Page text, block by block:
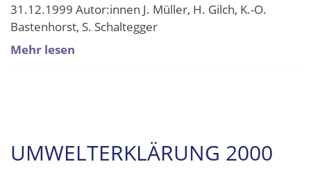
31.12.1999 Autor:innen J. Müller, H. Gilch, K.-O.
Bastenhorst, S. Schaltegger
Mehr lesen
UMWELTERKLÄRUNG 2000